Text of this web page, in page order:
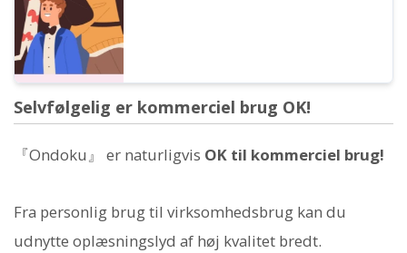
Selvfølgelig er kommerciel brug OK!
『Ondoku』 er naturligvis OK til kommerciel brug!
Fra personlig brug til virksomhedsbrug kan du
udnytte oplæsningslyd af høj kvalitet bredt.